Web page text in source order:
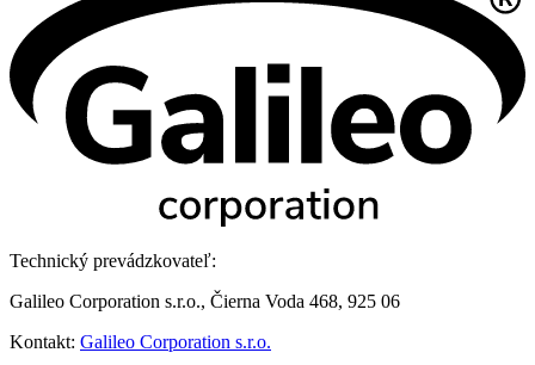
Technický prevádzkovateľ:
Galileo Corporation s.r.o., Čierna Voda 468, 925 06
Kontakt: Galileo Corporation s.r.o.